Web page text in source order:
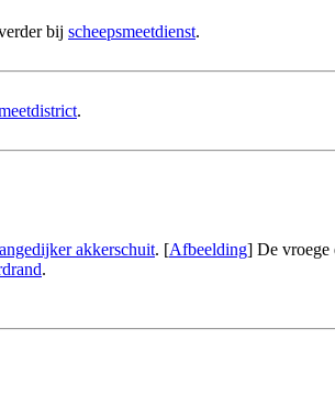
bij scheepsmeetdienst.
.
akkerschuit. [Afbeelding] De vroege
.